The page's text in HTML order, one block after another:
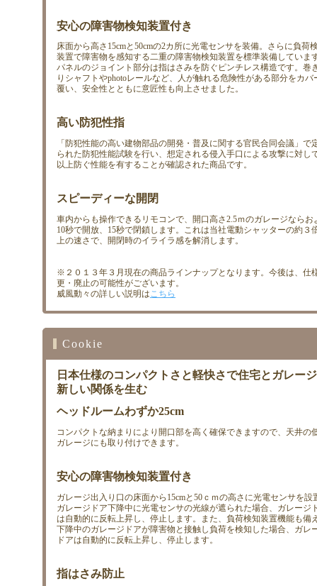
安心の障害物検知装置付き
床面から高さ15cmと50cmの2カ所に光電センサを装備。さらに負荷
装置で障害物を感知する二重の障害物検知装置を標準装備していま
パネルのジョイント部分は指はさみを防ぐピンチレス構造です。巻
りシャフトやphotoレールなど、人が触れる危険性がある部分をカバ
覆い、安全性とともに意匠性も向上させました。
高い防犯性指
「防犯性能の高い建物部品の開発・普及に関する官民合同会議」で
られた防犯性能試験を行い、想定される侵入手口による攻撃に対し
以上防ぐ性能を有することが確認された商品です。
スピーディーな開閉
車内からも操作できるリモコンで、開口高さ2.5ｍのガレージならお
10秒で開放、15秒で閉鎖します。これは当社電動シャッターの約３
上の速さで、開閉時のイライラ感を解消します。
※２０１３年３月現在の商品ラインナップとなります。今後は、仕
更・廃止の可能性がございます。
威風動々の詳しい説明は こちら
Cookie
日本仕様のコンパクトさと軽快さで住宅とガレー
新しい関係を生む
ヘッドルームわずか25cm
コンパクトな納まりにより開口部を高く確保できますので、天井の
ガレージにも取り付けできます。
安心の障害物検知装置付き
ガレージ出入り口の床面から15cmと50ｃｍの高さに光電センサを設
ガレージドア下降中に光電センサの光線が遮られた場合、ガレージ
は自動的に反転上昇し、停止します。また、負荷検知装置機能も備
下降中のガレージドアが障害物と接触し負荷を検知した場合、ガレ
ドアは自動的に反転上昇し、停止します。
指はさみ防止